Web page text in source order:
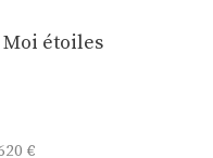
Moi étoiles
€